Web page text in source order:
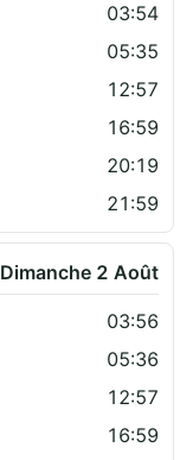
03:54
05:35
12:57
16:59
20:19
21:59
Dimanche 2 Août
03:56
05:36
12:57
16:59